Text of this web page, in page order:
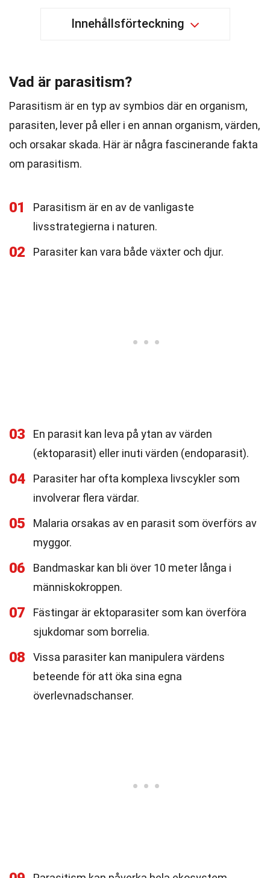
Innehållsförteckning
Vad är parasitism?
Parasitism är en typ av symbios där en organism,
parasiten, lever på eller i en annan organism, värden,
och orsakar skada. Här är några fascinerande fakta
om parasitism.
01
Parasitism är en av de vanligaste
livsstrategierna i naturen.
02 Parasiter kan vara både växter och djur.
03
En parasit kan leva på ytan av värden
(ektoparasit) eller inuti värden (endoparasit).
04
Parasiter har ofta komplexa livscykler som
involverar flera värdar.
05
Malaria orsakas av en parasit som överförs av
myggor.
06
Bandmaskar kan bli över 10 meter långa i
människokroppen.
07
Fästingar är ektoparasiter som kan överföra
sjukdomar som borrelia.
08
Vissa parasiter kan manipulera värdens
beteende för att öka sina egna
överlevnadschanser.